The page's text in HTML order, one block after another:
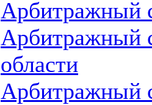
Арбитражный
Арбитражный
области
Арбитражный